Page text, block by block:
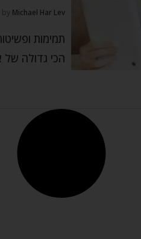
by Michael Har Lev
תמימות
הכי גדולה של